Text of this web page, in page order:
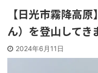
【日光市霧降高
ん）を登山してき
2024年6月11日